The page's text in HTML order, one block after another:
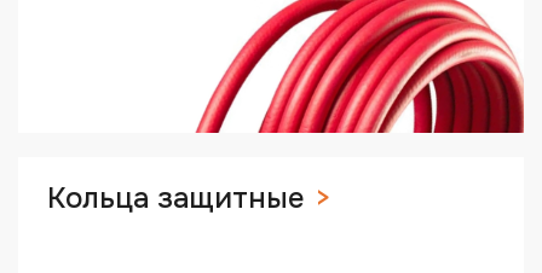
Кольца защитные